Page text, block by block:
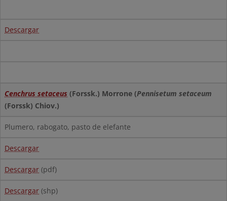
Descargar
Cenchrus setaceus (Forssk.) Morrone (Pennisetum setaceum
(Forssk) Chiov.)
Plumero, rabogato, pasto de elefante
Descargar
Descargar (pdf)
Descargar (shp)